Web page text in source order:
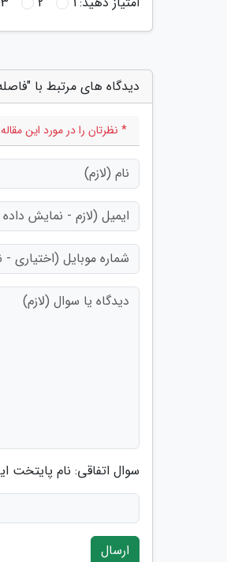
دیدگاه های مرتبط با
* نظرتان را در مورد این
سوال اتفاقی: نام پایتخت
ارسال